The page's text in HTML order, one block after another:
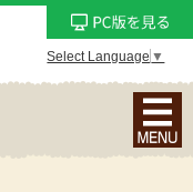
Select Language ▼
ナ
ビ